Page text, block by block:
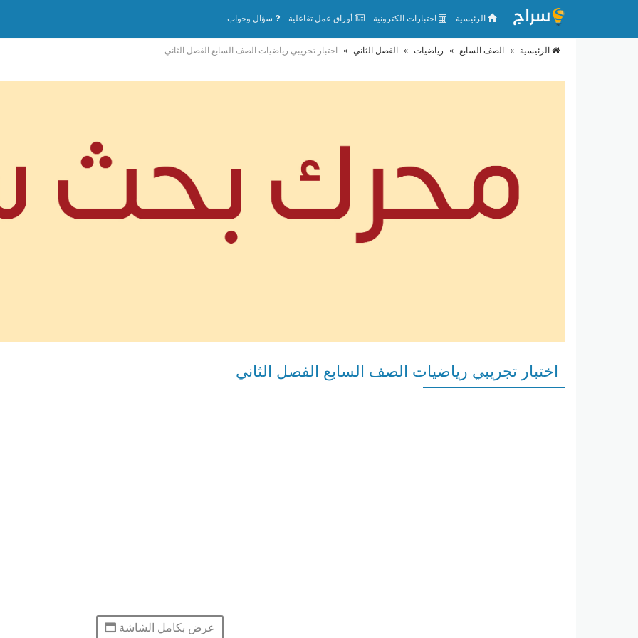
الرئيسية اختبارات الكترونية أوراق عمل تفاعلية سؤال وجواب
الرئيسية » الصف السابع » رياضيات » الفصل الثاني » اختبار تجريبي رياضيات الصف السابع الفصل الثاني
اختبار تجريبي رياضيات الصف السابع الفصل الثاني
عرض بكامل الشاشة